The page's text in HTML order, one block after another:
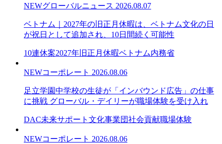
NEWグローバルニュース 2026.08.07
ベトナム｜2027年の旧正月休暇は、ベトナム文化の日
が祝日として追加され、10日間続く可能性
10連休案2027年旧正月休暇ベトナム内務省
NEWコーポレート 2026.08.06
足立学園中学校の生徒が「インバウンド広告」の仕事
に挑戦 グローバル・デイリーが職場体験を受け入れ
DAC未来サポート文化事業団社会貢献職場体験
NEWコーポレート 2026.08.06